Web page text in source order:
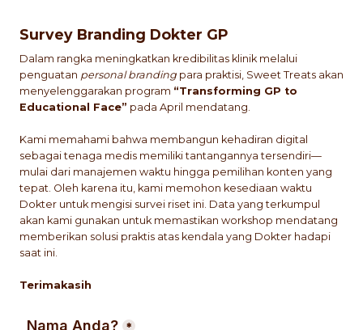
content
Survey Branding Dokter GP
Dalam rangka meningkatkan kredibilitas klinik melalui
penguatan personal branding para praktisi, Sweet Treats akan
menyelenggarakan program “Transforming GP to
Educational Face” pada April mendatang.
Kami memahami bahwa membangun kehadiran digital
sebagai tenaga medis memiliki tantangannya tersendiri—
mulai dari manajemen waktu hingga pemilihan konten yang
tepat. Oleh karena itu, kami memohon kesediaan waktu
Dokter untuk mengisi survei riset ini. Data yang terkumpul
akan kami gunakan untuk memastikan workshop mendatang
memberikan solusi praktis atas kendala yang Dokter hadapi
saat ini.
Terimakasih